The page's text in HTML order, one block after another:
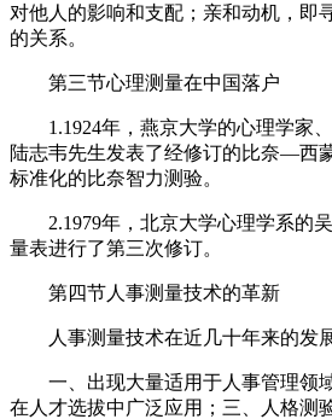
对他人的影响和支配；亲和动机，即
的关系。
第三节心理测量在中国落户
1.1924年，燕京大学的心理学家、
陆志韦先生发表了经修订的比奈—西
标准化的比奈智力测验。
2.1979年，北京大学心理学系的吴
量表进行了第三次修订。
第四节人事测量技术的革新
人事测量技术在近几十年来的发展
一、出现大量适用于人事管理领
在人才选拔中广泛应用；三、人格测